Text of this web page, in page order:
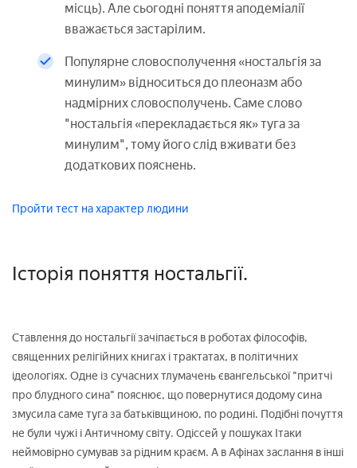
місць). Але сьогодні поняття аподеміалії
вважається застарілим.
Популярне словосполучення «ностальгія за
минулим» відноситься до плеоназм або
надмірних словосполучень. Саме слово
"ностальгія «перекладається як» туга за
минулим", тому його слід вживати без
додаткових пояснень.
Пройти тест на характер людини
Історія поняття ностальгії.
Ставлення до ностальгії зачіпається в роботах філософів,
священних релігійних книгах і трактатах, в політичних
ідеологіях. Одне із сучасних тлумачень євангельської "притчі
про блудного сина" пояснює, що повернутися додому сина
змусила саме туга за батьківщиною, по родині. Подібні почуття
не були чужі і Античному світу. Одіссей у пошуках Ітаки
неймовірно сумував за рідним краєм. А в Афінах заслання в інші